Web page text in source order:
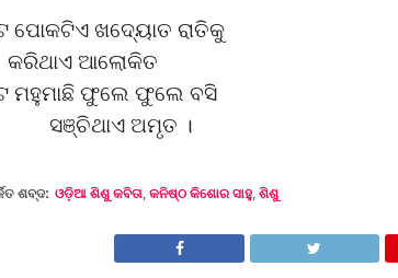
ପୋକଟିଏ ଖଦ୍ୟୋତ ରାତିକୁ
କରିଥାଏ ଆଲୋକିତ
ମହୁମାଛି ଫୁଲେ ଫୁଲେ ବସି
ସଞ୍ଚିଥାଏ ଅମୃତ ।
ଶବ୍ଦ: ଓଡ଼ିଆ ଶିଶୁ କବିତା, କନିଷ୍ଠ କିଶୋର ସାହୁ, ଶିଶୁ